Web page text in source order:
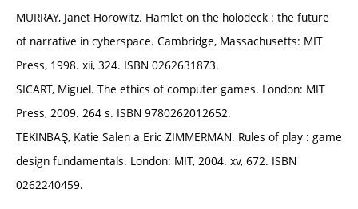
MURRAY, Janet Horowitz. Hamlet on the holodeck : the future
of narrative in cyberspace. Cambridge, Massachusetts: MIT
Press, 1998. xii, 324. ISBN 0262631873.
SICART, Miguel. The ethics of computer games. London: MIT
Press, 2009. 264 s. ISBN 9780262012652.
TEKINBAŞ, Katie Salen a Eric ZIMMERMAN. Rules of play : game
design fundamentals. London: MIT, 2004. xv, 672. ISBN
0262240459.